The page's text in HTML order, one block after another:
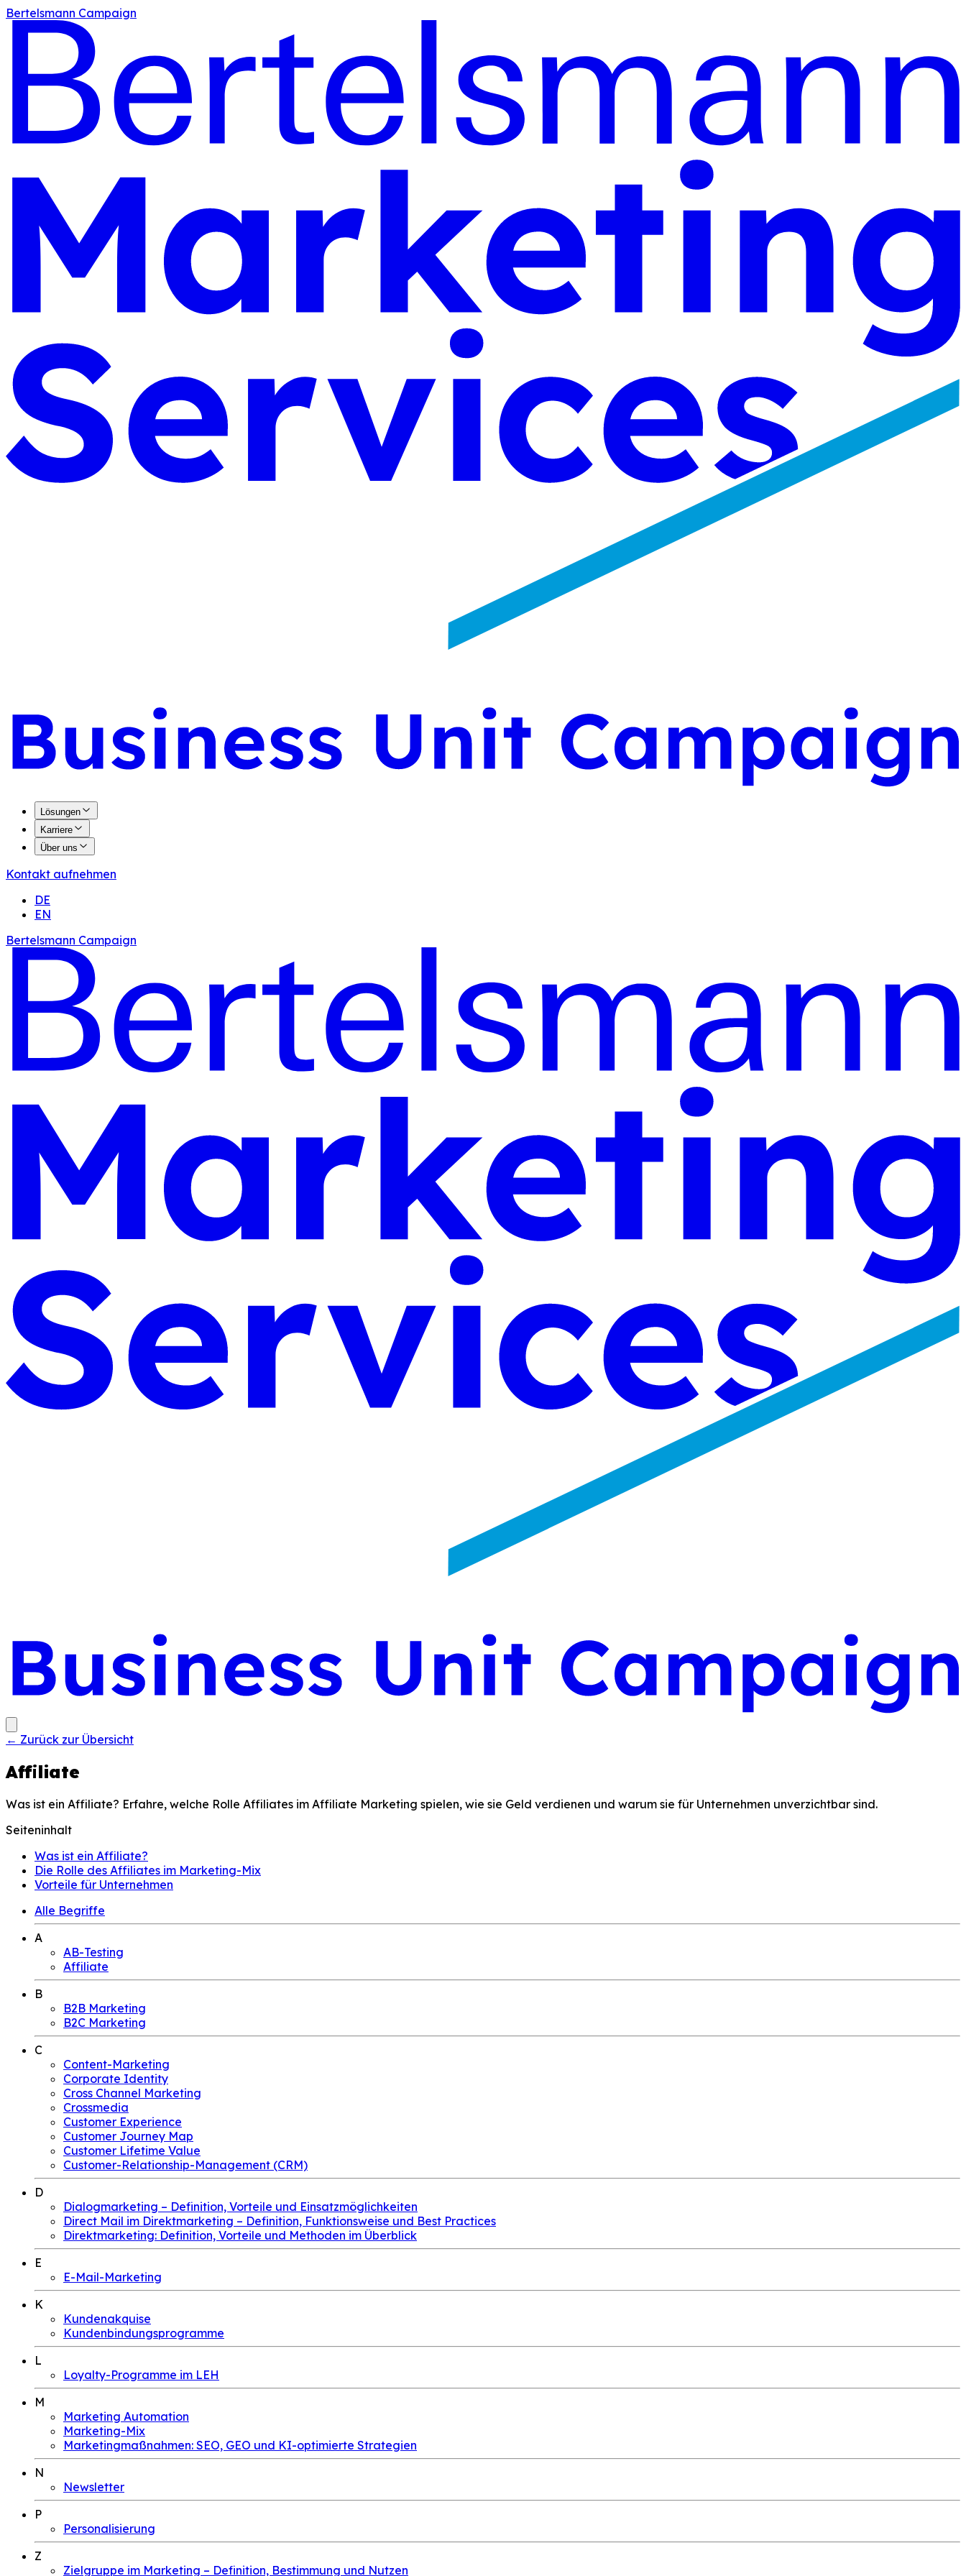
Bertelsmann Campaign
Lösungen
Karriere
Über uns
Kontakt aufnehmen
DE
EN
Bertelsmann Campaign
← Zurück zur Übersicht
Affiliate
Was ist ein Affiliate? Erfahre, welche Rolle Affiliates im Affiliate Marketing spielen, wie sie Geld verdienen und warum sie für Unternehmen unverzichtbar sind.
Seiteninhalt
Was ist ein Affiliate?
Die Rolle des Affiliates im Marketing-Mix
Vorteile für Unternehmen
Alle Begriffe
A
AB-Testing
Affiliate
B
B2B Marketing
B2C Marketing
C
Content-Marketing
Corporate Identity
Cross Channel Marketing
Crossmedia
Customer Experience
Customer Journey Map
Customer Lifetime Value
Customer-Relationship-Management (CRM)
D
Dialogmarketing – Definition, Vorteile und Einsatzmöglichkeiten
Direct Mail im Direktmarketing – Definition, Funktionsweise und Best Practices
Direktmarketing: Definition, Vorteile und Methoden im Überblick
E
E-Mail-Marketing
K
Kundenakquise
Kundenbindungsprogramme
L
Loyalty-Programme im LEH
M
Marketing Automation
Marketing-Mix
Marketingmaßnahmen: SEO, GEO und KI-optimierte Strategien
N
Newsletter
P
Personalisierung
Z
Zielgruppe im Marketing – Definition, Bestimmung und Nutzen